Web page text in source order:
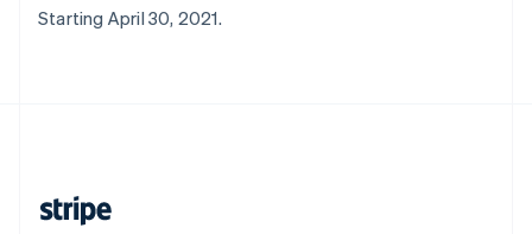
Starting April 30, 2021.
อินเดีย